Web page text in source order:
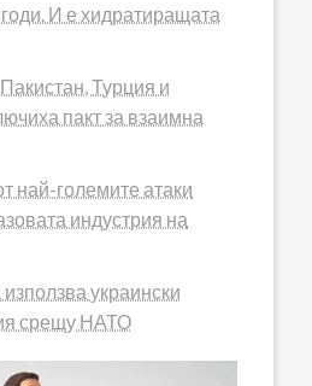
И е хидратиращата
Турция и
пакт за взаимна
най-големите атаки
индустрия на
украински
срещу НАТО